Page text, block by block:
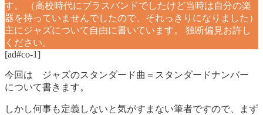
す。 （高校時代にブラスバンドでしたけど当時は自分の楽
器を持っていませんでしたので、それっきりになりました）
主にジャズについて自由に書いています。 独断偏見お許し
ください。
[ad#co-1]
今回は ジャズのスタンダード曲＝スタンダードナンバー
について書きます。
しかし何事も定義しないと気がすまない筆者ですので、まず